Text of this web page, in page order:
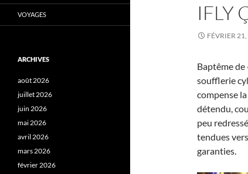
IFLY
FÉVRIER
Baptême
soufflerie
compense
détendu,
peu
tendues
garanties.
VOYAGES
ARCHIVES
août 2026
juillet 2026
juin 2026
mai 2026
avril 2026
mars 2026
février 2026